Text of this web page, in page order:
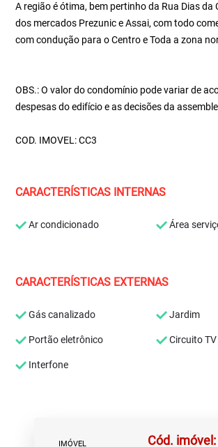
A região é ótima, bem pertinho da Rua Dias da
dos mercados Prezunic e Assai, com todo
com condução para o Centro e Toda a zona
OBS.: O valor do condomínio pode variar de
despesas do edifício e as decisões da
COD. IMOVEL: CC3
CARACTERÍSTICAS INTERNAS
Ar condicionado Área
CARACTERÍSTICAS EXTERNAS
Gás canalizado Jardim
Portão eletrônico Circuito TV
Interfone
IMÓVEL Cód.